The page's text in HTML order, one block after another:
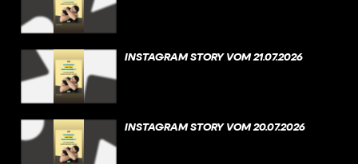
INSTAGRAM STORY VOM 21.07.2026
INSTAGRAM STORY VOM 20.07.2026